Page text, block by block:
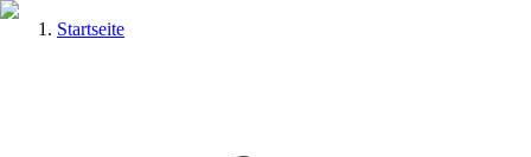
Startseite